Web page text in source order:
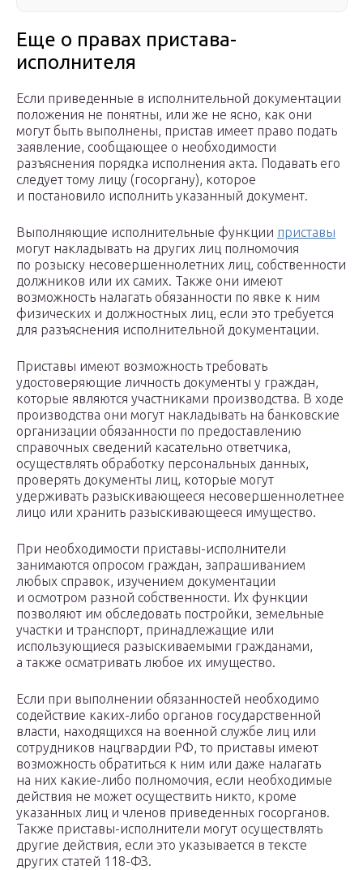
Еще о правах пристава-
исполнителя
Если приведенные в исполнительной документации
положения не понятны, или же не ясно, как они
могут быть выполнены, пристав имеет право подать
заявление, сообщающее о необходимости
разъяснения порядка исполнения акта. Подавать его
следует тому лицу (госоргану), которое
и постановило исполнить указанный документ.
Выполняющие исполнительные функции приставы
могут накладывать на других лиц полномочия
по розыску несовершеннолетних лиц, собственности
должников или их самих. Также они имеют
возможность налагать обязанности по явке к ним
физических и должностных лиц, если это требуется
для разъяснения исполнительной документации.
Приставы имеют возможность требовать
удостоверяющие личность документы у граждан,
которые являются участниками производства. В ходе
производства они могут накладывать на банковские
организации обязанности по предоставлению
справочных сведений касательно ответчика,
осуществлять обработку персональных данных,
проверять документы лиц, которые могут
удерживать разыскивающееся несовершеннолетнее
лицо или хранить разыскивающееся имущество.
При необходимости приставы-исполнители
занимаются опросом граждан, запрашиванием
любых справок, изучением документации
и осмотром разной собственности. Их функции
позволяют им обследовать постройки, земельные
участки и транспорт, принадлежащие или
использующиеся разыскиваемыми гражданами,
а также осматривать любое их имущество.
Если при выполнении обязанностей необходимо
содействие каких-либо органов государственной
власти, находящихся на военной службе лиц или
сотрудников нацгвардии РФ, то приставы имеют
возможность обратиться к ним или даже налагать
на них какие-либо полномочия, если необходимые
действия не может осуществить никто, кроме
указанных лиц и членов приведенных госорганов.
Также приставы-исполнители могут осуществлять
другие действия, если это указывается в тексте
других статей 118-ФЗ.